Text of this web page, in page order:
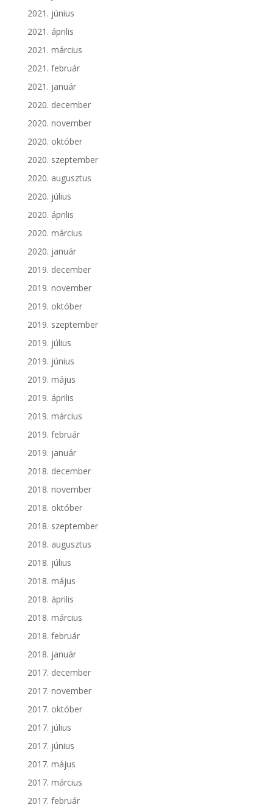
2021. június
2021. április
2021. március
2021. február
2021. január
2020. december
2020. november
2020. október
2020. szeptember
2020. augusztus
2020. július
2020. április
2020. március
2020. január
2019. december
2019. november
2019. október
2019. szeptember
2019. július
2019. június
2019. május
2019. április
2019. március
2019. február
2019. január
2018. december
2018. november
2018. október
2018. szeptember
2018. augusztus
2018. július
2018. május
2018. április
2018. március
2018. február
2018. január
2017. december
2017. november
2017. október
2017. július
2017. június
2017. május
2017. március
2017. február